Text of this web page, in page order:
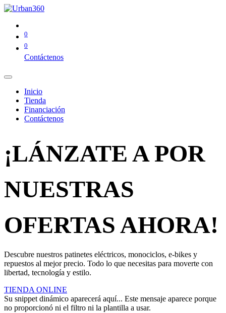
0
0
Contáctenos
Inicio
Tienda
Financiación
Contáctenos
¡LÁNZATE A POR
NUESTRAS
OFERTAS AHORA!
Descubre nuestros patinetes eléctricos, monociclos, e-bikes y
repuestos al mejor precio. Todo lo que necesitas para moverte con
libertad, tecnología y estilo.
TIENDA ONLINE
Su snippet dinámico aparecerá aquí... Este mensaje aparece porque
no proporcionó ni el filtro ni la plantilla a usar.